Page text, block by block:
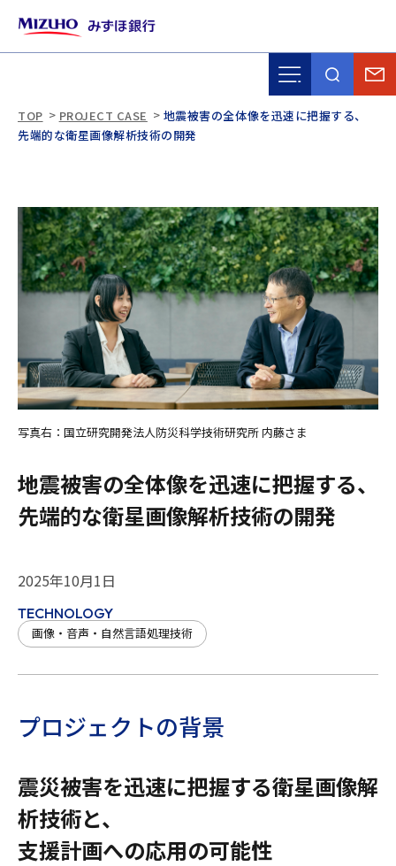
TOP PROJECT CASE
地震被害の全体像を迅速に把握する、
先端的な衛星画像解析技術の開発
写真右：国立研究開発法人防災科学技術研究所 内藤さま
地震被害の全体像を迅速に把握する、
先端的な衛星画像解析技術の開発
2025年10月1日
TECHNOLOGY
画像・音声・自然言語処理技術
プロジェクトの背景
震災被害を迅速に把握する衛星画像解
析技術と、
支援計画への応用の可能性